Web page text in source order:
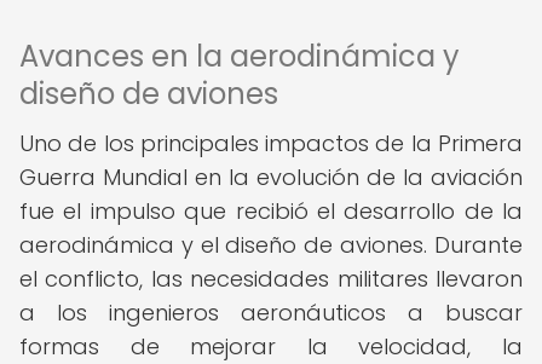
Avances en la aerodinámica y
diseño de aviones
Uno de los principales impactos de la Primera
Guerra Mundial en la evolución de la aviación
fue el impulso que recibió el desarrollo de la
aerodinámica y el diseño de aviones. Durante
el conflicto, las necesidades militares llevaron
a los ingenieros aeronáuticos a buscar
formas de mejorar la velocidad, la